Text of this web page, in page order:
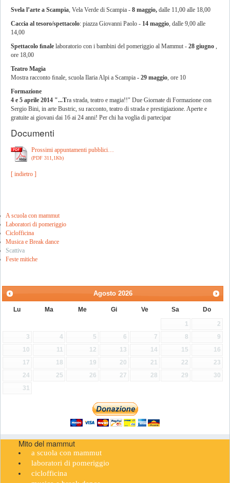
Svela l’arte a Scampia, Vela Verde di Scampia - 8 maggio, dalle 11,00 alle 18,00
Caccia al tesoro/spettacolo: piazza Giovanni Paolo - 14 maggio, dalle 9,00 alle
14,00
Spettacolo ﬁnale laboratorio con i bambini del pomeriggio al Mammut - 28 giugno ,
ore 18,00
Teatro Magia
Mostra racconto ﬁnale, scuola Ilaria Alpi a Scampia - 29 maggio, ore 10
Formazione
4 e 5 aprile 2014 "...Tra strada, teatro e magia!!" Due Giornate di Formazione con
Sergio Bini, in arte Bustric, su racconto, teatro di strada e prestigiazione. Aperte e
gratuite ai giovani dai 16 ai 24 anni! Per chi ha voglia di partecipar
Documenti
Prossimi appuntamenti pubblici…
(PDF 311,1Kb)
[ indietro ]
A scuola con mammut
Laboratori di pomeriggio
Ciclofficina
Musica e Break dance
Scattiva
Feste mitiche
Agosto 2026
Lu Ma Me Gi Ve Sa Do
1
2
3
4 5 6 7 8
9
10
11 12 13 14 15
16
17
18 19 20 21 22
23
24
25 26 27 28 29
30
31
Mito del mammut
a scuola con mammut
laboratori di pomeriggio
ciclofficina